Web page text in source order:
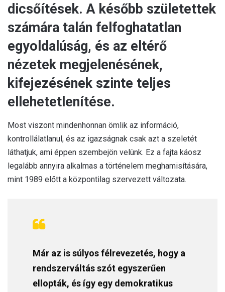
dicsőítések. A később születettek
számára talán felfoghatatlan
egyoldalúság, és az eltérő
nézetek megjelenésének,
kifejezésének szinte teljes
ellehetetlenítése.
Most viszont mindenhonnan ömlik az információ,
kontrollálatlanul, és az igazságnak csak azt a szeletét
láthatjuk, ami éppen szembejön velünk. Ez a fajta káosz
legalább annyira alkalmas a történelem meghamisítására,
mint 1989 előtt a központilag szervezett változata.
Már az is súlyos félrevezetés, hogy a
rendszerváltás szót egyszerűen
ellopták, és így egy demokratikus